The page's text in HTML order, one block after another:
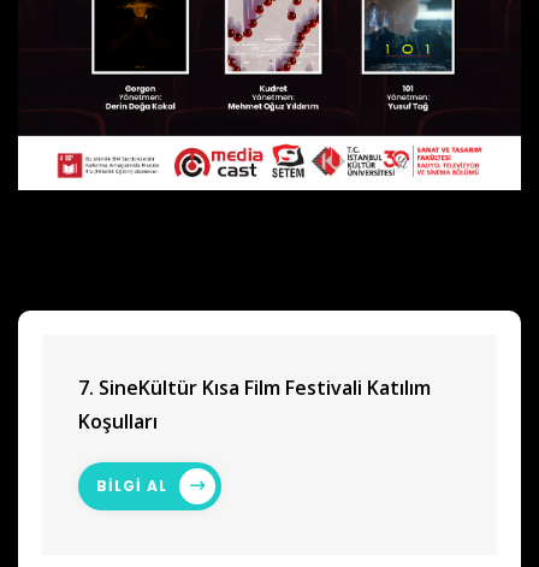
7. SineKültür Kısa Film Festivali Katılım
Koşulları
BİLGİ AL